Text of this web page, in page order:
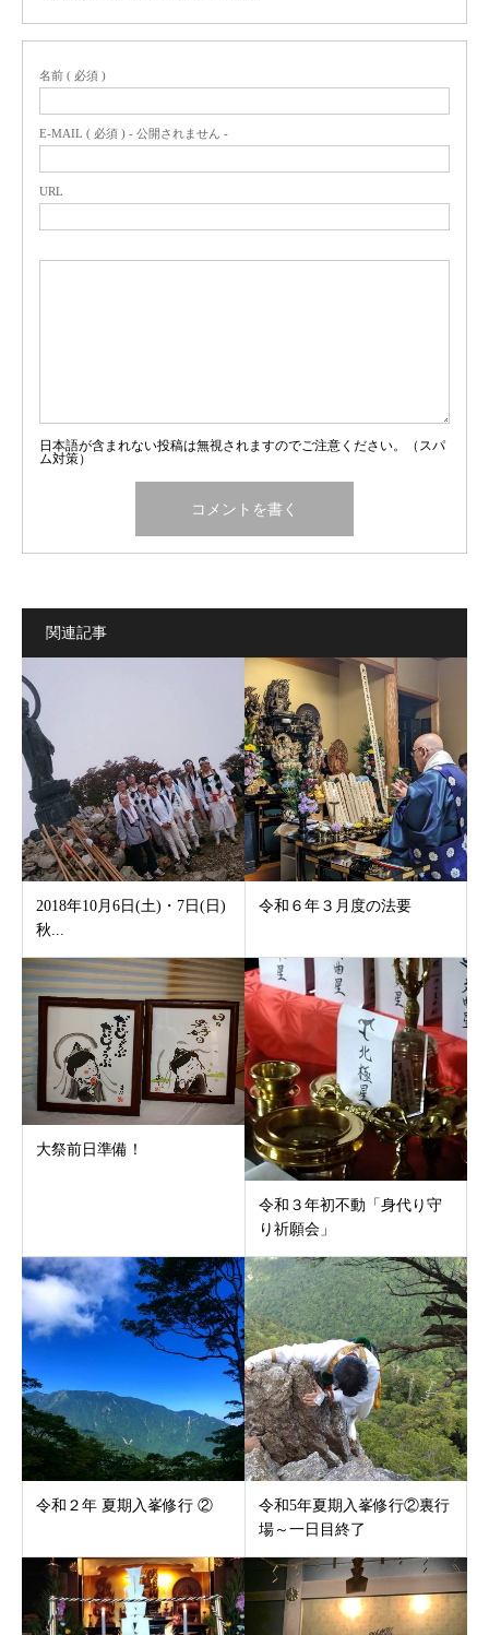
名前 ( 必須 )
E-MAIL ( 必須 ) - 公開されません -
URL
日本語が含まれない投稿は無視されますのでご注意ください。（スパ
ム対策）
関連記事
2018年10月6日(土)・7日(日)
秋...
令和６年３月度の法要
大祭前日準備！
令和３年初不動「身代り守
り祈願会」
令和２年 夏期入峯修行 ②
令和5年夏期入峯修行②裏行
場～一日目終了